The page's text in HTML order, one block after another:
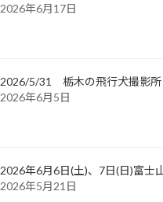
2026年6月17日
2026/5/31 栃木の飛行犬撮影所
2026年6月5日
2026年6月6日(土)、7日(日)富士
2026年5月21日